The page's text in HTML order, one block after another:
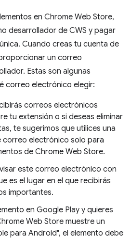
en Chrome Web Store,
desarrollador de CWS y pagar
Cuando creas tu cuenta de
un correo
Estas son algunas
correo electrónico elegir:
correos electrónicos
tu extensión o si deseas eliminar
te sugerimos que utilices una
correo electrónico solo para
de Chrome Web Store.
este correo electrónico con
es el lugar en el que recibirás
importantes.
en Google Play y quieres
Web Store muestre un
para Android", el elemento debe